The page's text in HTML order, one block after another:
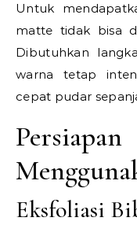
Untuk
matte tidak bisa
Dibutuhkan
warna tetap
cepat pudar
Eksfoliasi